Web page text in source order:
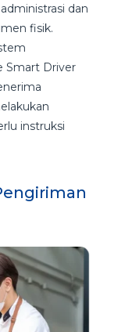
dan
fisik.
Smart Driver
instruksi